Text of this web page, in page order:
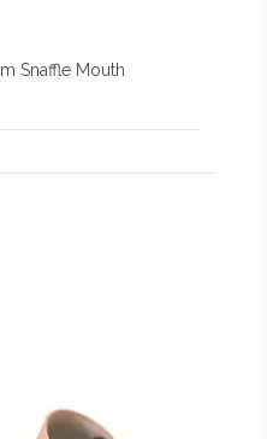
Snaffle Mouth